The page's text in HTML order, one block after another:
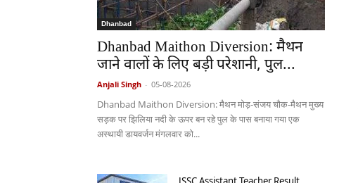
Dhanbad
Dhanbad Maithon Diversion: मैथन
जाने वालों के लिए बड़ी परेशानी, पुल...
Anjali Singh - 05-08-2026
Dhanbad Maithon Diversion: मैथन मोड़-संजय चौक-मैथन मुख्य
सड़क पर झिलिया नदी के ऊपर बन रहे पुल के पास बनाया गया एक
अस्थायी डायवर्जन मंगलवार को...